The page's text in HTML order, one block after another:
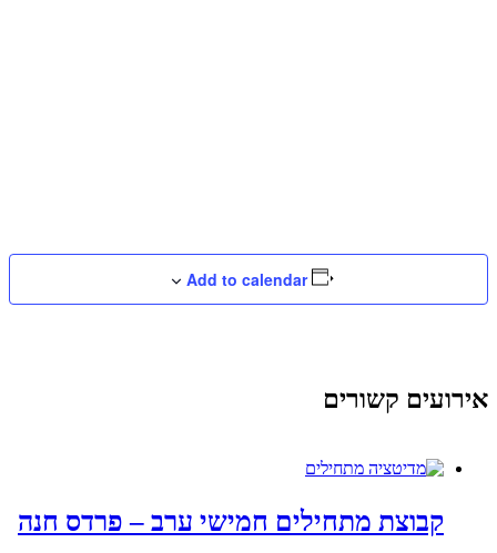
Add to calendar
אירועים קשורים
קבוצת מתחילים חמישי ערב – פרדס חנה